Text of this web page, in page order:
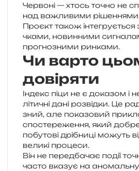
Червоні — хтось точно не
над важли­ви­ми
Проєкт також інте­гру­є­ться
чка­ми, новин­ни­ми
про­гно­зни­ми ринками.
Чи варто
довіряти
Індекс піци не є дока­зом і
лі­ти­чні дані роз­від­ки. Це
зний, але пока­зо­вий
спо­сте­ре­же­н­ня, який
побу­то­ві дрі­бни­ці можуть
вели­кі процеси.
Він не перед­ба­чає події
часто вка­зує на ано­маль­ну